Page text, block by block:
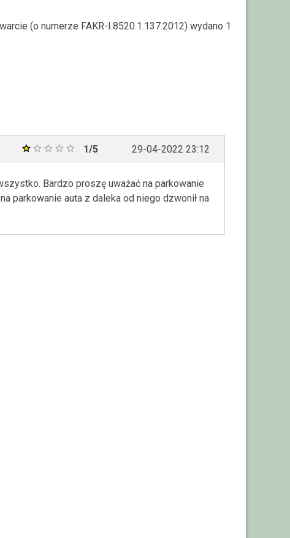
(o numerze FAKR-I.8520.1.137.2012) wydano 1
1/5 29-04-2022 23:12
Bardzo proszę uważać na parkowanie
parkowanie auta z daleka od niego dzwonił na